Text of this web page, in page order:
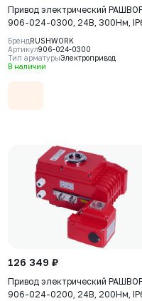
Привод электрический
906-024-0300, 24В, 300Нм,
30сек
БрендRUSHWORK
Артикул906-024-0300
Тип арматурыЭлектропривод
В наличии
126 349 ₽
Привод электрический
906-024-0200, 24В, 200Нм,